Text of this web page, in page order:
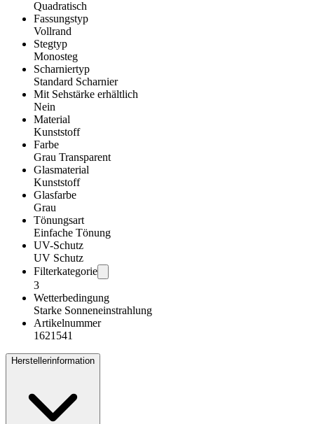
Quadratisch
Fassungstyp
Vollrand
Stegtyp
Monosteg
Scharniertyp
Standard Scharnier
Mit Sehstärke erhältlich
Nein
Material
Kunststoff
Farbe
Grau Transparent
Glasmaterial
Kunststoff
Glasfarbe
Grau
Tönungsart
Einfache Tönung
UV-Schutz
UV Schutz
Filterkategorie
3
Wetterbedingung
Starke Sonneneinstrahlung
Artikelnummer
1621541
Herstellerinformation